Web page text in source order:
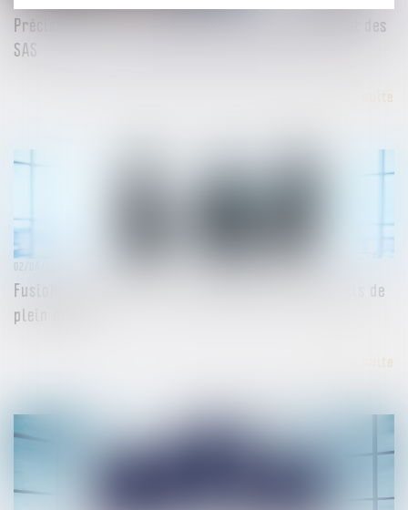
Précisions sur les avantages particuliers des SA et des
SAS
Lire la suite
Fusion-absorption : le titre exécutoire est transmis de
plein droit
02/04/2024
Lire la suite